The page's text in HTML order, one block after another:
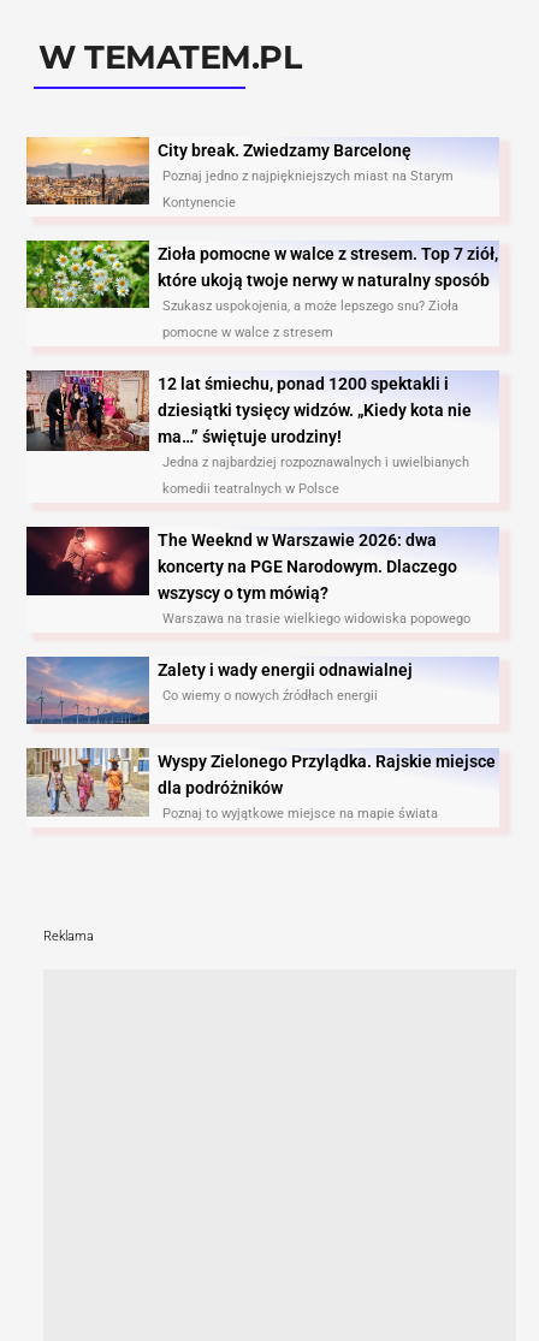
W TEMATEM.PL
City break. Zwiedzamy Barcelonę​
Poznaj jedno z najpiękniejszych miast na Starym
Kontynencie
Zioła pomocne w walce z stresem. Top 7 ziół,
które ukoją twoje nerwy w naturalny sposób
Szukasz uspokojenia, a może lepszego snu? Zioła
pomocne w walce z stresem
12 lat śmiechu, ponad 1200 spektakli i
dziesiątki tysięcy widzów. „Kiedy kota nie
ma…” świętuje urodziny!
Jedna z najbardziej rozpoznawalnych i uwielbianych
komedii teatralnych w Polsce
The Weeknd w Warszawie 2026: dwa
koncerty na PGE Narodowym. Dlaczego
wszyscy o tym mówią?
Warszawa na trasie wielkiego widowiska popowego
Zalety i wady energii odnawialnej
Co wiemy o nowych źródłach energii
Wyspy Zielonego Przylądka. Rajskie miejsce
dla podróżników
Poznaj to wyjątkowe miejsce na mapie świata
Reklama